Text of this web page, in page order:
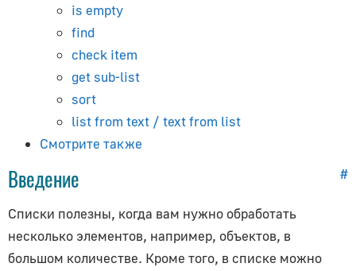
Руководство для начинающих
Установка
Обзор системы материалов
Освещение и рендеринг
Камера
Обзор шейдерных нод
Ключи формы (морфинг)
Тени
Прозрачность
Ограничители
is empty
find
check item
get sub-list
sort
list from text / text from list
Смотрите также
#
Введение
Списки полезны, когда вам нужно обработать
несколько элементов, например, объектов, в
большом количестве. Кроме того, в списке можно